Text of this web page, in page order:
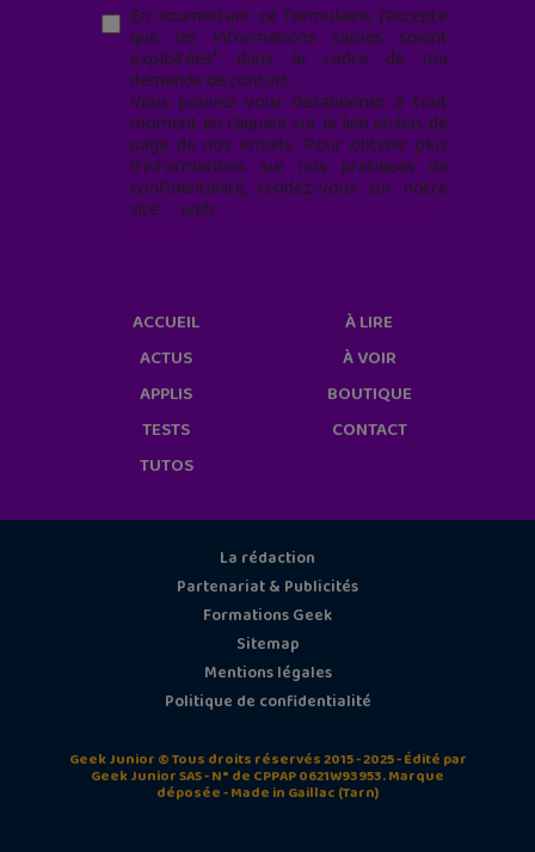
En soumettant ce formulaire, j’accepte
que les informations saisies soient
exploitées* dans le cadre de ma
demande de contact.
Vous pouvez vous désabonner à tout
moment en cliquant sur le lien en bas de
page de nos emails. Pour obtenir plus
d'informations sur nos pratiques de
confidentialité, rendez-vous sur notre
site web
ACCUEIL
ACTUS
APPLIS
TESTS
TUTOS
À LIRE
À VOIR
BOUTIQUE
CONTACT
La rédaction
Partenariat & Publicités
Formations Geek
Sitemap
Mentions légales
Politique de confidentialité
Geek Junior © Tous droits réservés 2015 - 2025 - Édité par
Geek Junior SAS - N° de CPPAP 0621W93953. Marque
déposée - Made in Gaillac (Tarn)